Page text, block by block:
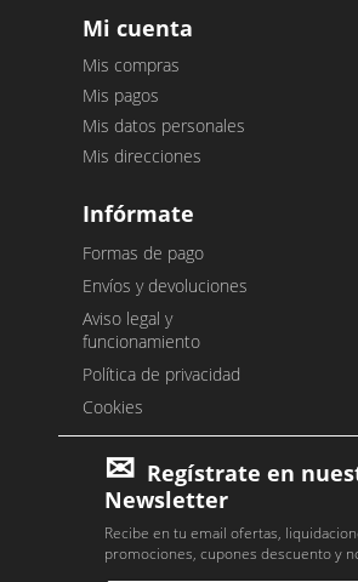
Mi cuenta
Mis compras
Mis pagos
Mis datos personales
Mis direcciones
Infórmate
Formas de pago
Envíos y devoluciones
Aviso legal y
funcionamiento
Política de privacidad
Cookies
Regístrate en
Newsletter
Recibe en tu email ofertas,
promociones, cupones descuento y